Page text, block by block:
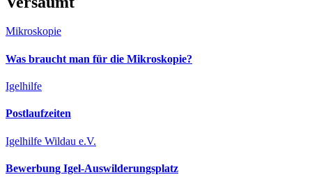
Mikroskopie
Was braucht man für die Mikroskopie?
Igelhilfe
Postlaufzeiten
Igelhilfe Wildau e.V.
Bewerbung Igel-Auswilderungsplatz